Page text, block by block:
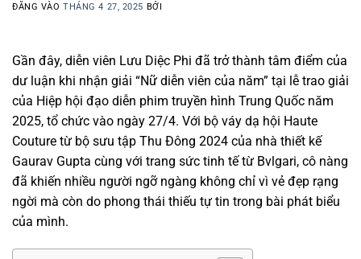
ĐĂNG VÀOTHÁNG 4 27, 2025 BỞI
Gần đây, diễn viên Lưu Diệc Phi đã trở thành tâm điểm của
dư luận khi nhận giải “Nữ diễn viên của năm” tại lễ trao giải
của Hiệp hội đạo diễn phim truyền hình Trung Quốc năm
2025, tổ chức vào ngày 27/4. Với bộ váy dạ hội Haute
Couture từ bộ sưu tập Thu Đông 2024 của nhà thiết kế
Gaurav Gupta cùng với trang sức tinh tế từ Bvlgari, cô nàng
đã khiến nhiều người ngỡ ngàng không chỉ vì vẻ đẹp rạng
ngời mà còn do phong thái thiếu tự tin trong bài phát biểu
của mình.